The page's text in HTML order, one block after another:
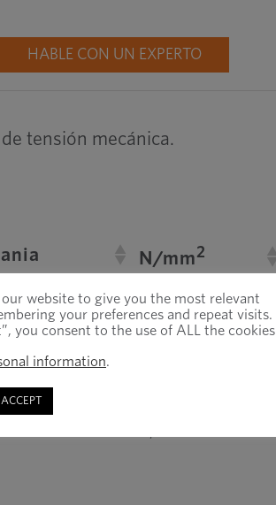
HABLE CON UN EXPERTO
tensión mecánica.
N/mm2
10–6
1
4
our website to give you the most relevant
your preferences and repeat visits.
you consent to the use of ALL the
information.
ACCEPT